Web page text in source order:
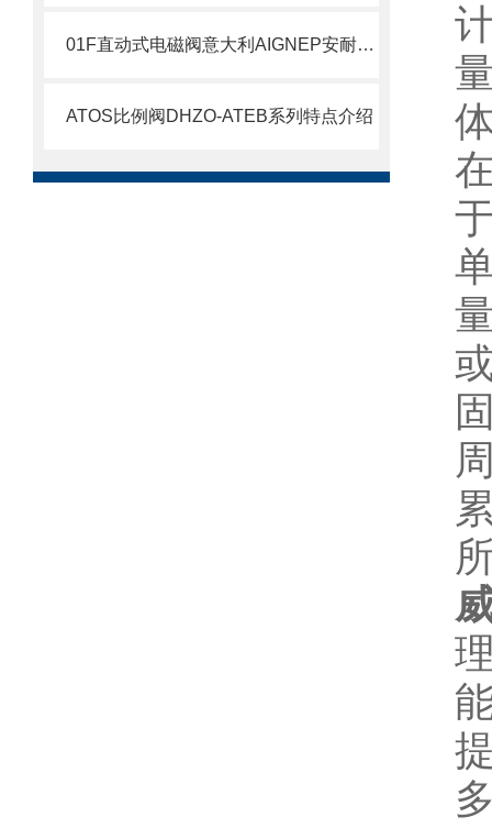
01F直动式电磁阀意大利AIGNEP安耐详情介绍
ATOS比例阀DHZO-ATEB系列特点介绍